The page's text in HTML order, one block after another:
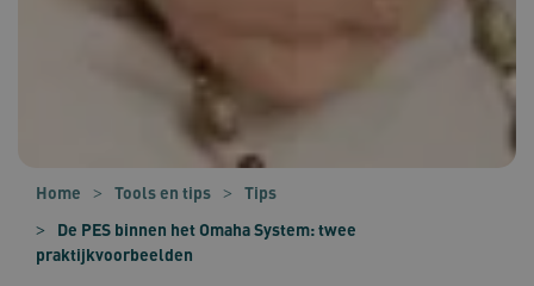
Home Tools en tips
Tips
De PES binnen het Omaha System: twee
praktijkvoorbeelden